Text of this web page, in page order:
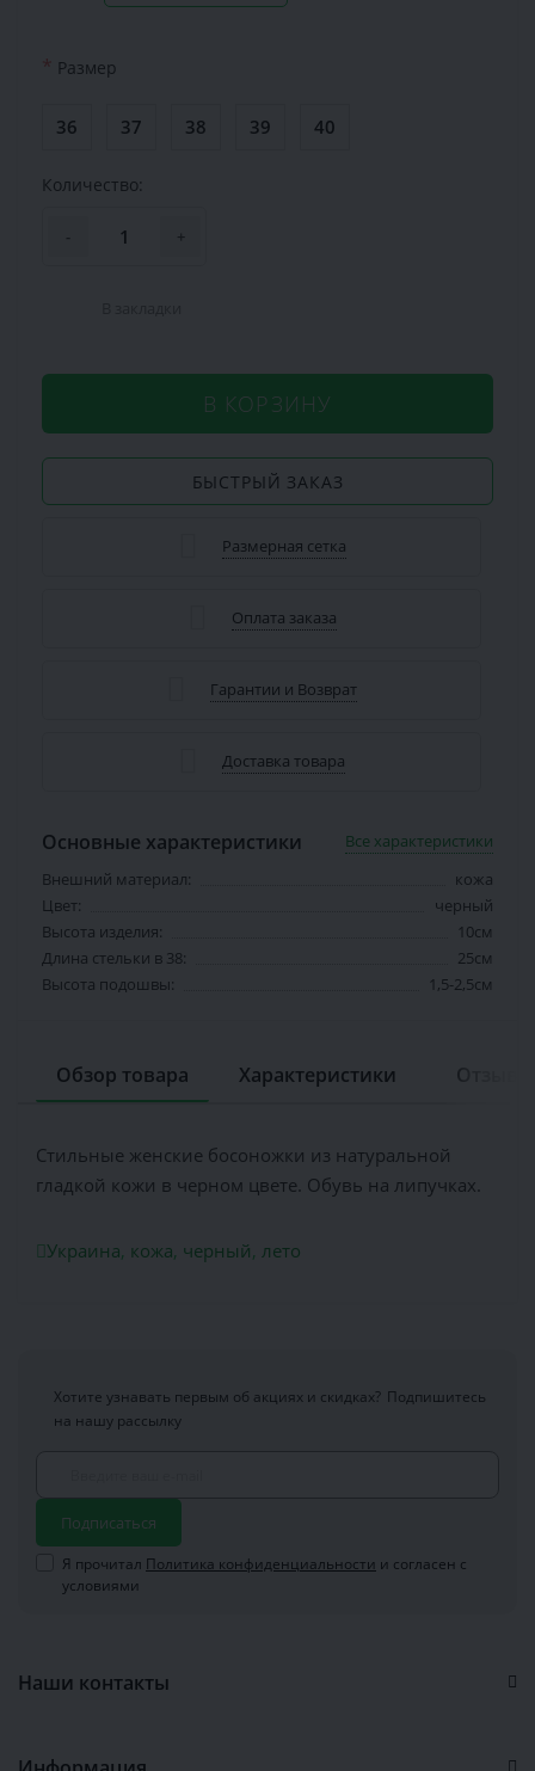
* Размер
36 37 38 39 40
Количество:
- +
В КОРЗИНУ
БЫСТРЫЙ ЗАКАЗ
Размерная сетка
Оплата заказа
Гарантии и Возврат
Доставка товара
Основные характеристики
Все характеристики
Внешний материал:
кожа
Цвет:
черный
Высота изделия:
10см
Длина стельки в 38:
25см
Высота подошвы:
1,5-2,5см
Обзор товара Характеристики
Стильные женские босоножки из натуральной
гладкой кожи в черном цвете. Обувь на липучках.
Украина, кожа, черный, лето
Хотите узнавать первым об акциях и скидках? Подпишитесь
на нашу рассылку
Подписаться
Я прочитал Политика конфиденциальности и согласен с
условиями
Наши контакты